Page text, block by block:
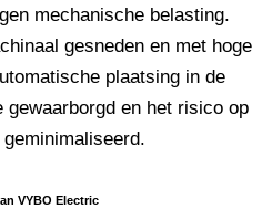
mechanische belasting.
gesneden en met hoge
plaatsing in de
en het risico op
VYBO Electric